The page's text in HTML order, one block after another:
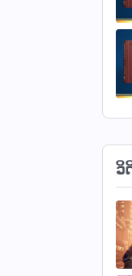
ວິ